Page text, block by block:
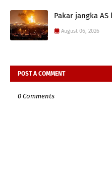
Pakar jangka
August 06, 2026
POST A COMMENT
0 Comments